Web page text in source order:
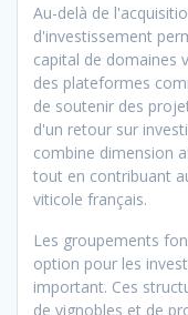
Au-delà de
d'investissement
capital de domaines
des plateformes
de soutenir des
d'un retour sur
combine dimension
tout en contribuant
viticole français.
Les groupements
option pour les
important. Ces
de vignobles et de